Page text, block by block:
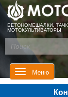
БЕТОНОМЕШАЛКИ,
МОТОКУЛЬТИВАТОРЫ
Меню